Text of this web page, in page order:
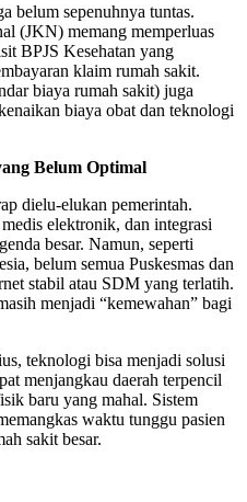
belum sepenuhnya tuntas.
(JKN) memang memperluas
BPJS Kesehatan yang
klaim rumah sakit.
biaya rumah sakit) juga
biaya obat dan teknologi
Belum Optimal
dielu-elukan pemerintah.
elektronik, dan integrasi
besar. Namun, seperti
belum semua Puskesmas dan
stabil atau SDM yang terlatih.
menjadi “kemewahan” bagi
teknologi bisa menjadi solusi
menjangkau daerah terpencil
baru yang mahal. Sistem
waktu tunggu pasien
sakit besar.